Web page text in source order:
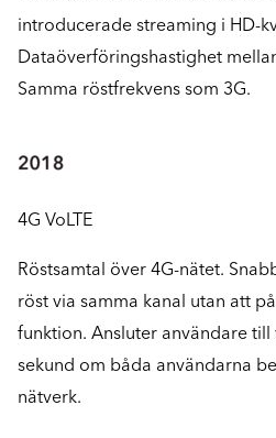
introducerade streaming i HD-
Dataöverföringshastighet
Samma röstfrekvens som 3G.
4G VoLTE
Röstsamtal över 4G-nätet.
röst via samma kanal utan att
funktion. Ansluter användare
sekund om båda användarna
nätverk.